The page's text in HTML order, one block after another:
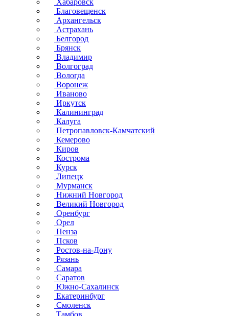
Хабаровск
Благовещенск
Архангельск
Астрахань
Белгород
Брянск
Владимир
Волгоград
Вологда
Воронеж
Иваново
Иркутск
Калининград
Калуга
Петропавловск-Камчатский
Кемерово
Киров
Кострома
Курск
Липецк
Мурманск
Нижний Новгород
Великий Новгород
Оренбург
Орел
Пенза
Псков
Ростов-на-Дону
Рязань
Самара
Саратов
Южно-Сахалинск
Екатеринбург
Смоленск
Тамбов